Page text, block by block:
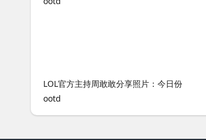
LOL官方主持周敢敢分享照片：今日份
ootd️